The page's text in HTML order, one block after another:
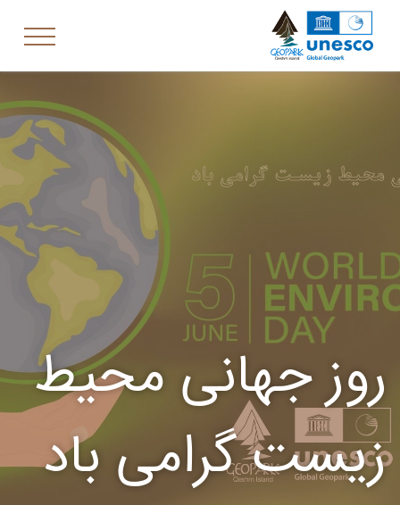
روز جهانی محیط
زیست گرامی باد